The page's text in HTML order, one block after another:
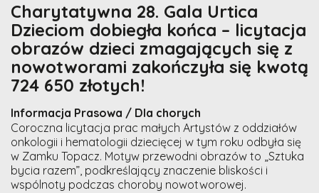
Charytatywna 28. Gala Urtica
Dzieciom dobiegła końca – licytacja
obrazów dzieci zmagających się z
nowotworami zakończyła się kwotą
724 650 złotych!
Informacja Prasowa / Dla chorych
Coroczna licytacja prac małych Artystów z oddziałów
onkologii i hematologii dziecięcej w tym roku odbyła się
w Zamku Topacz. Motyw przewodni obrazów to „Sztuka
bycia razem”, podkreślający znaczenie bliskości i
wspólnoty podczas choroby nowotworowej.